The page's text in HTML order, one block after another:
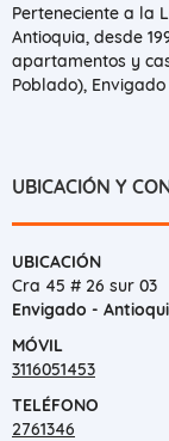
Perteneciente a la
Antioquia, desde
apartamentos y
Poblado),
UBICACIÓN Y
UBICACIÓN
Cra 45 # 26 sur 03
Envigado -
MÓVIL
3116051453
TELÉFONO
2761346